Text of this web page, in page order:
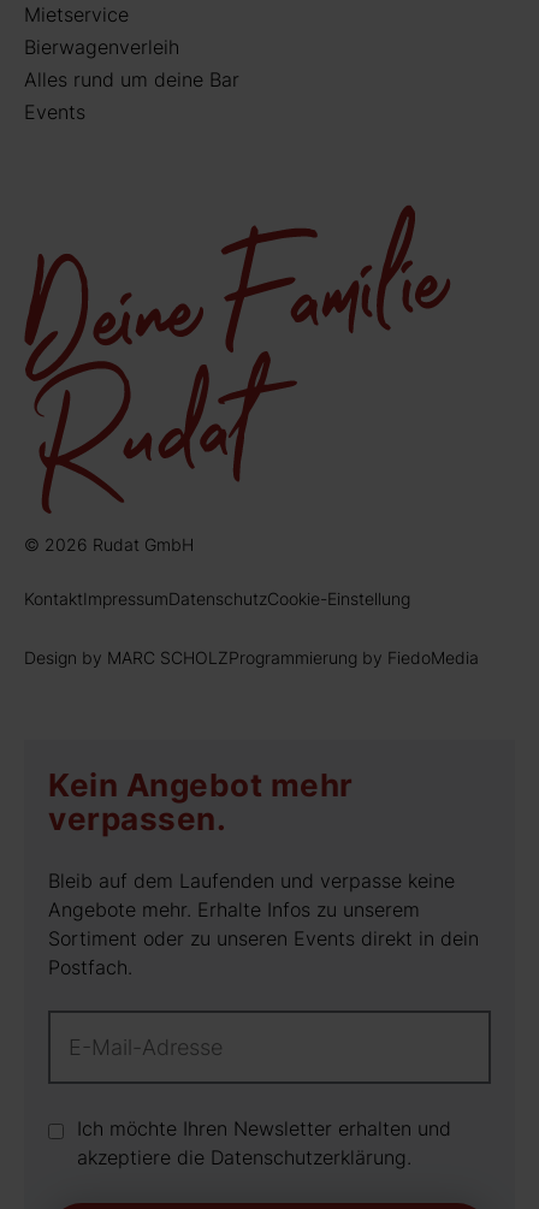
Mietservice
Bierwagenverleih
Alles rund um deine Bar
Events
© 2026 Rudat GmbH
KontaktImpressumDatenschutzCookie-Einstellung
Design by MARC SCHOLZProgrammierung by FiedoMedia
Kein Angebot mehr
verpassen.
Bleib auf dem Laufenden und verpasse keine
Angebote mehr. Erhalte Infos zu unserem
Sortiment oder zu unseren Events direkt in dein
Postfach.
Ich möchte Ihren Newsletter erhalten und
akzeptiere die Datenschutz­erklärung.